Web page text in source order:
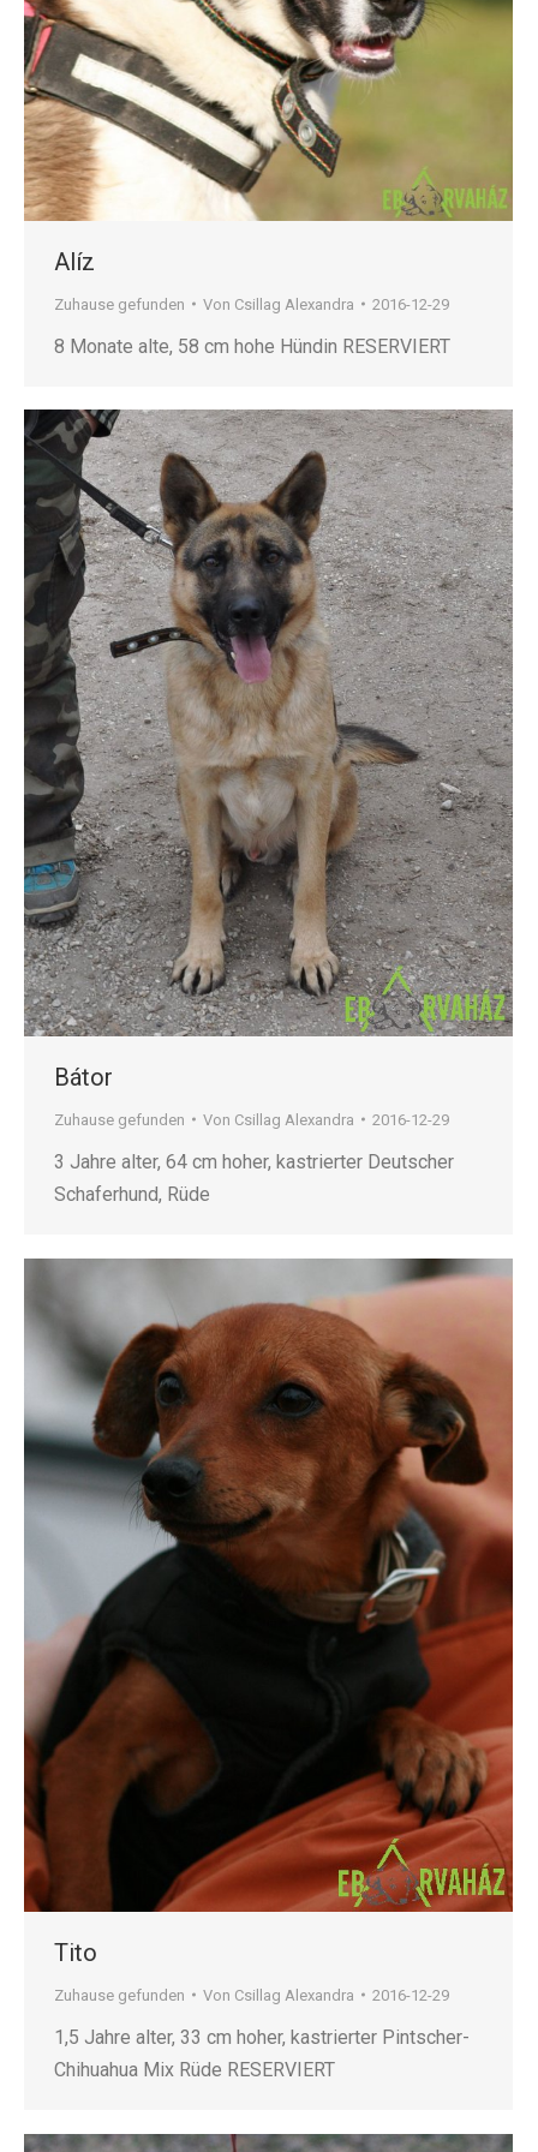
Alíz
Zuhause gefunden Von Csillag Alexandra 2016-12-29
8 Monate alte, 58 cm hohe Hündin RESERVIERT
Bátor
Zuhause gefunden Von Csillag Alexandra 2016-12-29
3 Jahre alter, 64 cm hoher, kastrierter Deutscher
Schaferhund, Rüde
Tito
Zuhause gefunden Von Csillag Alexandra 2016-12-29
1,5 Jahre alter, 33 cm hoher, kastrierter Pintscher-
Chihuahua Mix Rüde RESERVIERT